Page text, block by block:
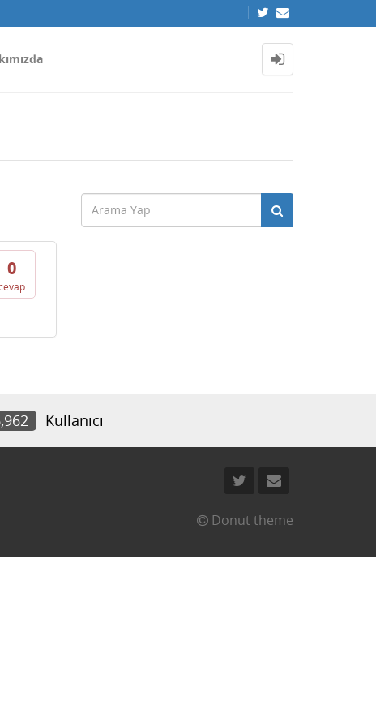
0
Kullanıcı
Donut theme